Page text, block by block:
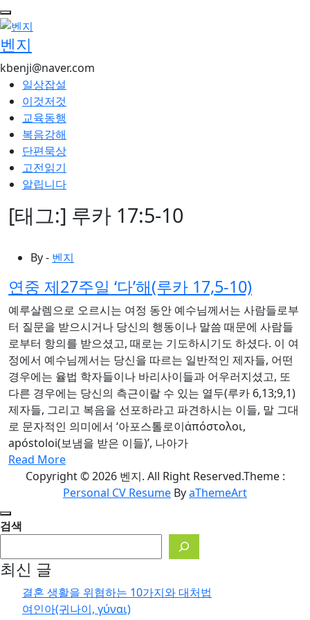
콘
텐
츠
로
건
너
뛰
기
벤지
kbenji@naver.com
일상잡설
이것저것
교육동행
복음강해
단편묵상
고전읽기
알립니다
[태그:] 루카 17:5-10
By - 벤지
연중 제27주일 ‘다’해(루카 17,5-10)
예루살렘으로 오르시는 여정 동안 예수님께서는 사람들로부
터 질문을 받으시거나 당신의 행동이나 말씀 때문에 사람들
로부터 항의를 받으셨고, 때로는 기도하시기도 하셨다. 이 여
정에서 예수님께서는 당신을 따르는 일반적인 제자들, 어떤
경우에는 율법 학자들이나 바리사이들과 어우러지셨고, 또
다른 경우에는 당신의 측근이랄 수 있는 열두(루카 6,13;9,1)
제자들, 그리고 복음을 선포하라고 파견하시는 이들, 말 그대
로 문자적인 의미에서 ‘아포스톨로이ἀπόστολοι,
apóstoloi(보냄을 받은 이들)’, 나아가
Read More
Copyright © 2026 벤지. All Right Reserved.Theme :
Personal CV Resume ByaThemeArt
검색
최신 글
결혼 생활을 위협하는 10가지와 대처법
여인아(귀나이, γύναι)